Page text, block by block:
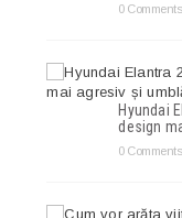
0 Comments
Hyundai
design
0 Comments